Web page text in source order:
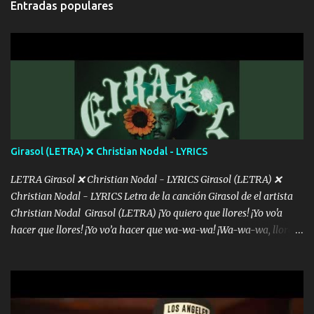
intentas rimar Pobre payaso que usa a todo el mundo pa' conectar
con la gente Dices "Latino Gang" pero pisas a to'a tu gente Pa’ dar
menos se prudente Hoy me sabe a mierda, traigo un Balvin en los
dientes Por falta de empatía le toca ser resiliente ¿Acaso eres
consciente de los followers que mueves? Parcerito, abre los ojos y
ve el poder que tienes Otro chiste malo son los nombres de tus
álbum's "José, vibras colores con la energía del diablo " ¿Si ...
Entradas populares
Girasol (LETRA) ❌ Christian Nodal - LYRICS
LETRA Girasol ❌ Christian Nodal - LYRICS Girasol (LETRA) ❌
Christian Nodal - LYRICS Letra de la canción Girasol de el artista
Christian Nodal Girasol (LETRA) ¡Yo quiero que llores! ¡Yo vo'a
hacer que llores! ¡Yo vo’a hacer que wa-wa-wa! ¡Wa-wa-wa, llores!
intentas rimar Pobre payaso que usa a todo el mundo pa' conectar